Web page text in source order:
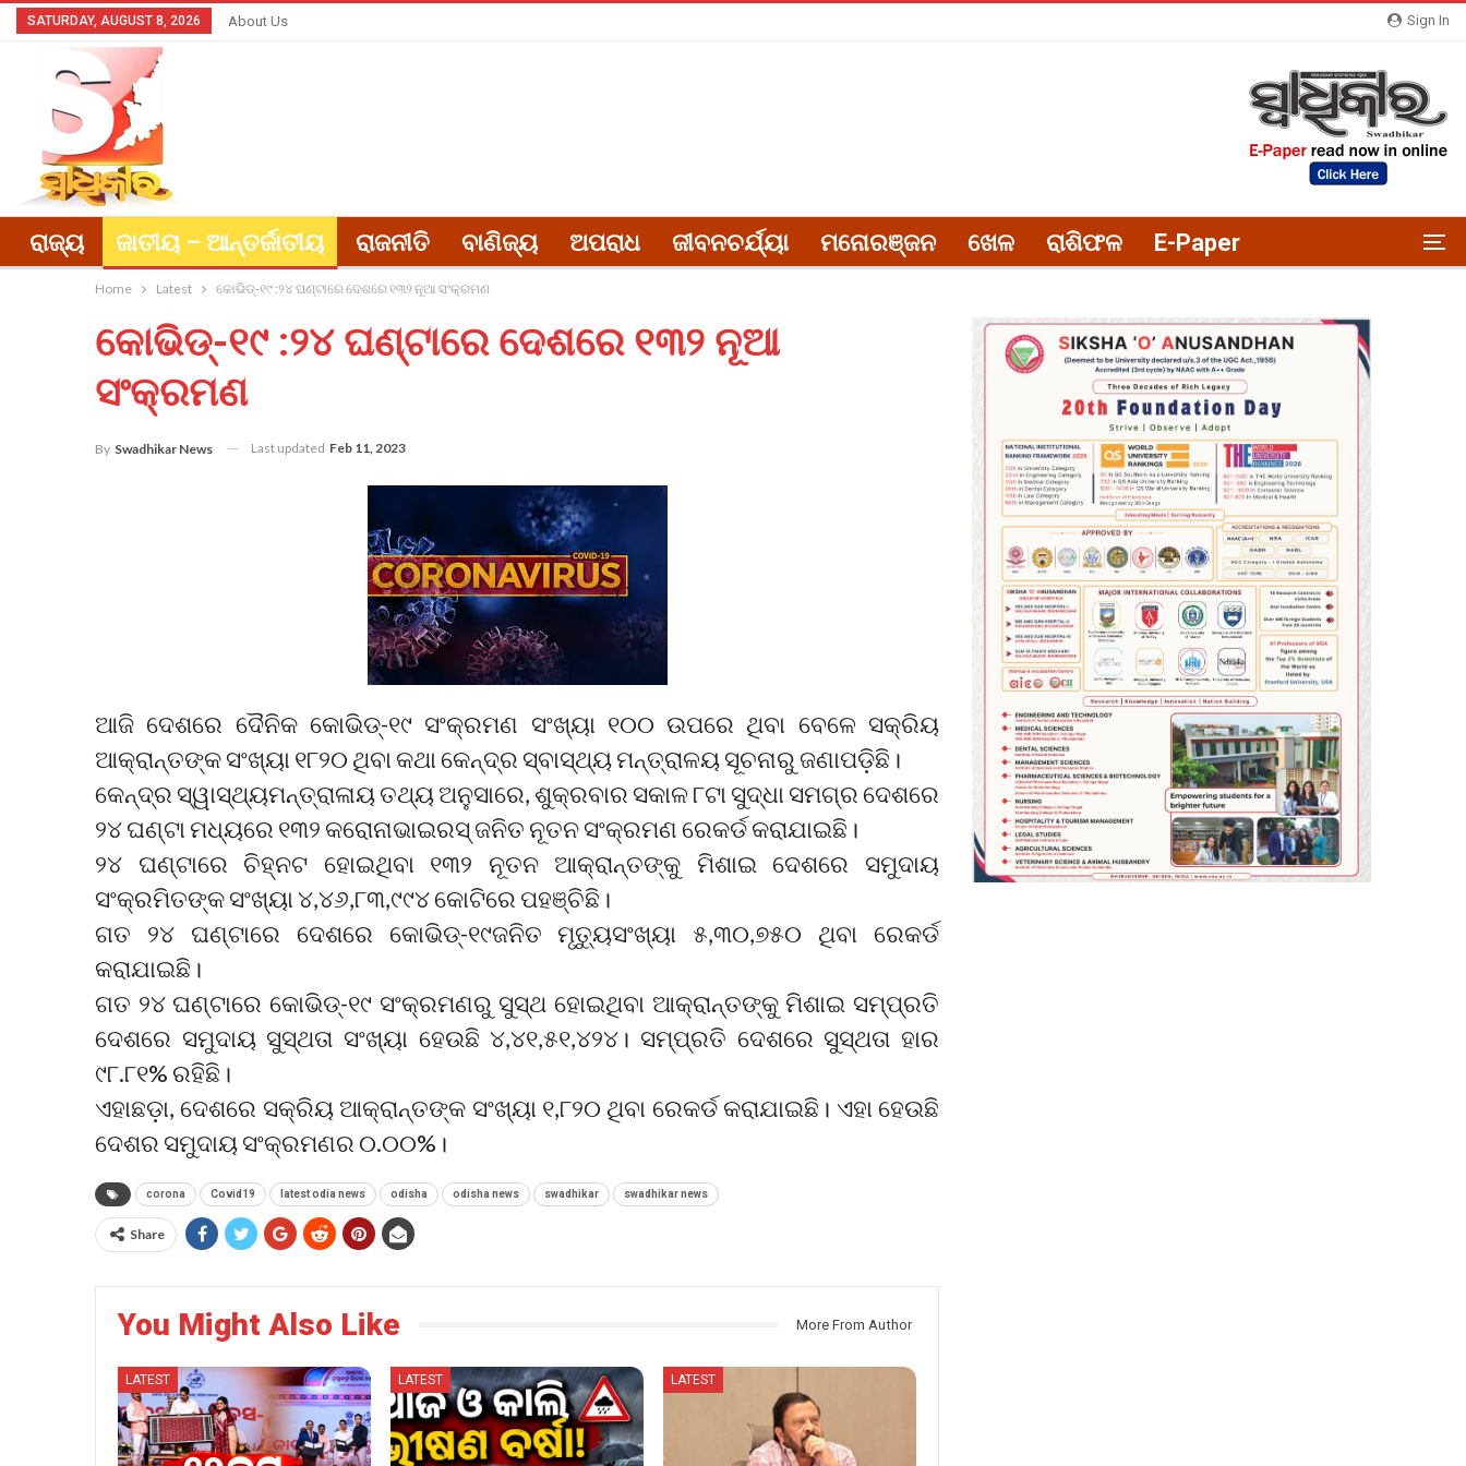
Sign In
SATURDAY, AUGUST 8, 2026 About Us
ରାଜ୍ୟ ଜାତୀୟ – ଆନ୍ତର୍ଜାତୀୟ ରାଜନୀତି ବାଣିଜ୍ୟ ଅପରାଧ ଜୀବନଚର୍ଯ୍ୟା ମନୋରଞ୍ଜନ ଖେଳ ରାଶିଫଳ E-Paper
Home Latest କୋଭିଡ୍-୧୯ :୨୪ ଘଣ୍ଟାରେ ଦେଶରେ ୧୩୨ ନୂଆ ସଂକ୍ରମଣ
କୋଭିଡ୍-୧୯ :୨୪ ଘଣ୍ଟାରେ ଦେଶରେ ୧୩୨ ନୂଆ
ସଂକ୍ରମଣ
By Swadhikar News Last updated Feb 11, 2023
ଆଜି ଦେଶରେ ଦୈନିକ କୋଭିଡ୍-୧୯ ସଂକ୍ରମଣ ସଂଖ୍ୟା ୧୦୦ ଉପରେ ଥିବା ବେଳେ ସକ୍ରିୟ
ଆକ୍ରାନ୍ତଙ୍କ ସଂଖ୍ୟା ୧୮୨୦ ଥିବା କଥା କେନ୍ଦ୍ର ସ୍ବାସ୍ଥ୍ୟ ମନ୍ତ୍ରାଳୟ ସୂଚନାରୁ ଜଣାପଡ଼ିଛି।
କେନ୍ଦ୍ର ସ୍ୱାସ୍ଥ୍ୟମନ୍ତ୍ରାଳାୟ ତଥ୍ୟ ଅନୁସାରେ, ଶୁକ୍ରବାର ସକାଳ ୮ଟା ସୁଦ୍ଧା ସମଗ୍ର ଦେଶରେ
୨୪ ଘଣ୍ଟା ମଧ୍ୟରେ ୧୩୨ କରୋନାଭାଇରସ୍‌ ଜନିତ ନୂତନ ସଂକ୍ରମଣ ରେକର୍ଡ କରାଯାଇଛି।
୨୪ ଘଣ୍ଟାରେ ଚିହ୍ନଟ ହୋଇଥିବା ୧୩୨ ନୂତନ ଆକ୍ରାନ୍ତଙ୍କୁ ମିଶାଇ ଦେଶରେ ସମୁଦାୟ
ସଂକ୍ରମିତଙ୍କ ସଂଖ୍ୟା ୪,୪୬,୮୩,୯୯୪ କୋଟିରେ ପହଞ୍ଚିଛି।
ଗତ ୨୪ ଘଣ୍ଟାରେ ଦେଶରେ କୋଭିଡ୍-୧୯ଜନିତ ମୃତ୍ୟୁସଂଖ୍ୟା ୫,୩୦,୭୫୦ ଥିବା ରେକର୍ଡ
କରାଯାଇଛି।
ଗତ ୨୪ ଘଣ୍ଟାରେ କୋଭିଡ୍-୧୯ ସଂକ୍ରମଣରୁ ସୁସ୍ଥ ହୋଇଥିବା ଆକ୍ରାନ୍ତଙ୍କୁ ମିଶାଇ ସମ୍ପ୍ରତି
ଦେଶରେ ସମୁଦାୟ ସୁସ୍ଥତା ସଂଖ୍ୟା ହେଉଛି ୪,୪୧,୫୧,୪୨୪। ସମ୍ପ୍ରତି ଦେଶରେ ସୁସ୍ଥତା ହାର
୯୮.୮୧% ରହିଛି।
ଏହାଛଡ଼ା, ଦେଶରେ ସକ୍ରିୟ ଆକ୍ରାନ୍ତଙ୍କ ସଂଖ୍ୟା ୧,୮୨୦ ଥିବା ରେକର୍ଡ କରାଯାଇଛି। ଏହା ହେଉଛି
ଦେଶର ସମୁଦାୟ ସଂକ୍ରମଣର ୦.୦୦%।
corona Covid19 latest odia news odisha odisha news swadhikar swadhikar news
Share
You Might Also Like More From Author
LATEST LATEST LATEST